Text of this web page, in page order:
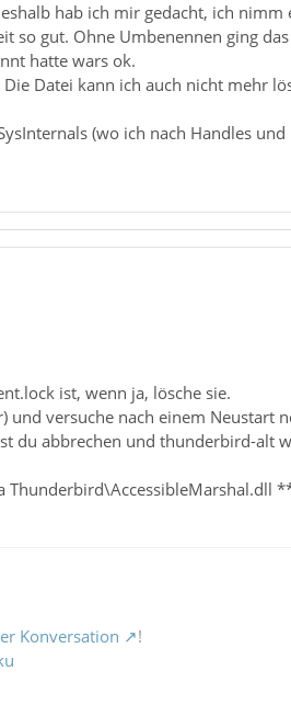
**
**
**
**
**
**
**
**
**
**
**
**
**
hab ich mir gedacht, ich nimm
so gut. Ohne Umbenennen ging
hatte wars ok.
Datei kann ich auch nicht mehr
(wo ich nach Handles und
ist, wenn ja, lösche sie.
versuche nach einem Neustart
du abbrechen und thunderbird-alt
Thunderbird\AccessibleMarshal.dll
Konversation
!